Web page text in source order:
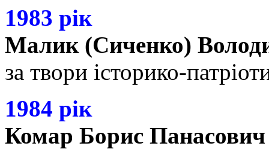
1983 рік
Малик (Сиченко)
за твори історико-
1984 рік
Комар Борис Панасович